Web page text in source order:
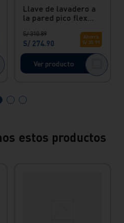
Llave de lavadero a
la pared pico flex
S/ 310.89
S/ 274.90
Ahorra
S/ 35 99
Ver producto
estos productos